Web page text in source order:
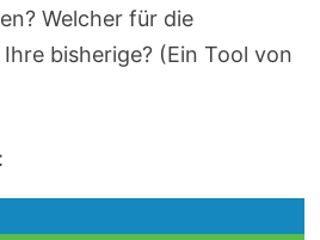
Welcher für die
bisherige? (Ein Tool von